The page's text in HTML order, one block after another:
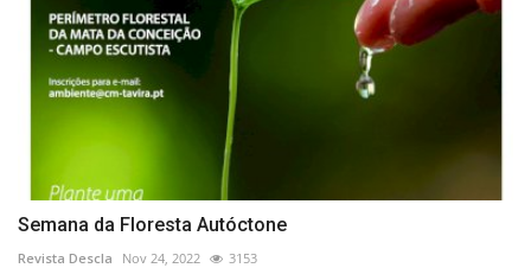
Semana da Floresta Autóctone
Revista Descla Nov 24, 2022 3153